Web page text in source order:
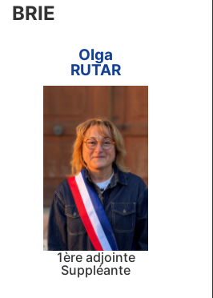
BRIE
Olga
RUTAR
1ère adjointe
Suppléante